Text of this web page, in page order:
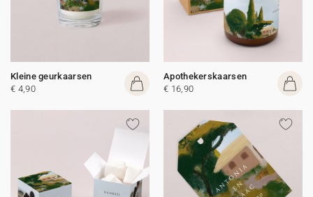
Kleine geurkaarsen
€ 4,90
Apothekerskaarsen
€ 16,90